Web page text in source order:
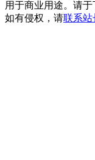
用于商业用途。请于
如有侵权，请联系站